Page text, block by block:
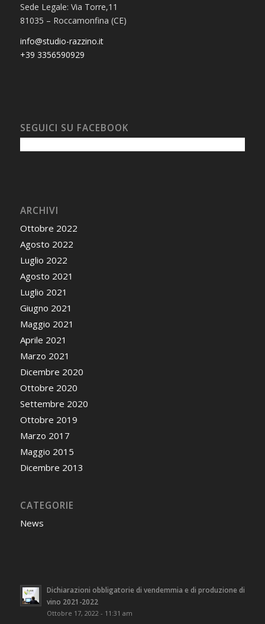
Sede Legale: Via Torre,11
81035 – Roccamonfina (CE)
info@studio-razzino.it
+39 3356590929
SEGUICI SU FACEBOOK
ARCHIVI
Ottobre 2022
Agosto 2022
Luglio 2022
Agosto 2021
Luglio 2021
Giugno 2021
Maggio 2021
Aprile 2021
Marzo 2021
Dicembre 2020
Ottobre 2020
Settembre 2020
Ottobre 2019
Marzo 2017
Maggio 2015
Dicembre 2013
CATEGORIE
News
Dichiarazioni obbligatorie di vendemmia e di produzione di
vino 2021-2022
Ottobre 17, 2022 - 11:31 am